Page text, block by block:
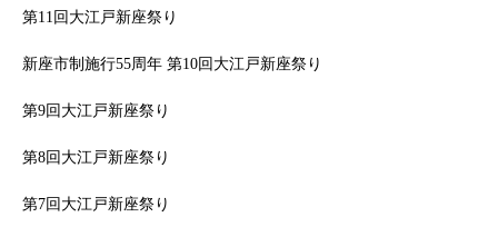
第11回大江戸新座祭り
新座市制施行55周年 第10回大江戸新座祭り
第9回大江戸新座祭り
第8回大江戸新座祭り
第7回大江戸新座祭り